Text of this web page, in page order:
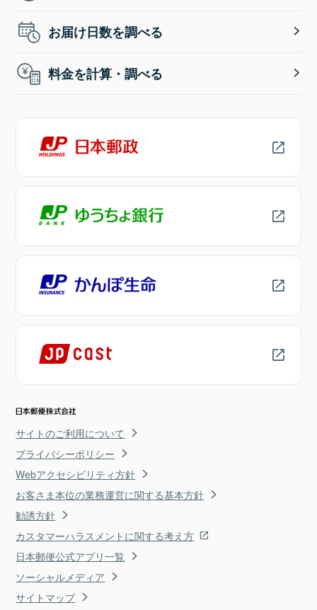
お届け日数を調べる
料金を計算・調べる
サイトのご利用について
プライバシーポリシー
Webアクセシビリティ方針
お客さま本位の業務運営に関する基本方針
勧誘方針
カスタマーハラスメントに関する考え方
日本郵便公式アプリ一覧
ソーシャルメディア
サイトマップ